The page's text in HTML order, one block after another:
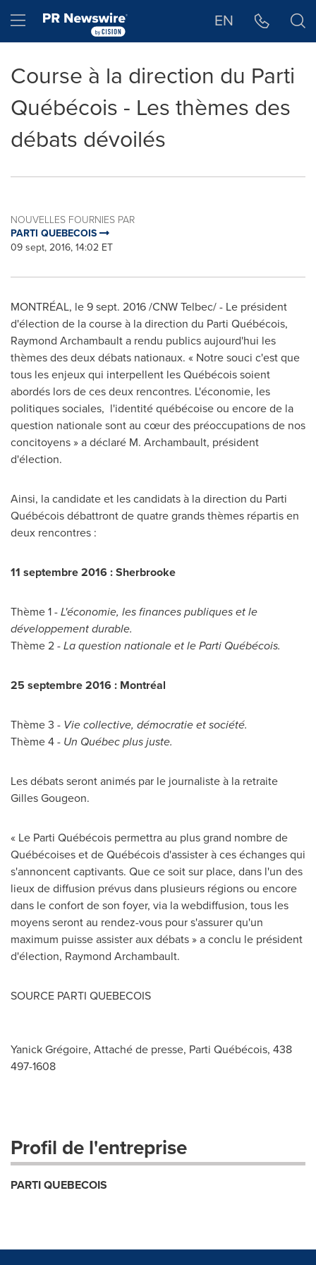
Hamburger menu EN
Course à la direction du Parti
Québécois - Les thèmes des
débats dévoilés
NOUVELLES FOURNIES PAR
PARTI QUEBECOIS
09 sept, 2016, 14:02 ET
MONTRÉAL, le9 sept. 2016/CNW Telbec/ - Le président
d'élection de la course à la direction du Parti Québécois,
Raymond Archambaulta rendu publics aujourd'hui les
thèmes des deux débats nationaux. « Notre souci c'est que
tous les enjeux qui interpellent les Québécois soient
abordés lors de ces deux rencontres. L'économie, les
politiques sociales, l'identité québécoise ou encore de la
question nationale sont au cœur des préoccupations de nos
concitoyens » a déclaré M. Archambault, président
d'élection.
Ainsi, la candidate et les candidats à la direction du Parti
Québécois débattront de quatre grands thèmes répartis en
deux rencontres :
11 septembre 2016 :Sherbrooke
Thème 1 -L'économie, les finances publiques et le
développement durable.
Thème 2 -La question nationale et le Parti Québécois.
25 septembre 2016 : Montréal
Thème 3 - Vie collective, démocratie et société.
Thème 4 - Un Québec plus juste.
Les débats seront animés par le journaliste à la retraite
Gilles Gougeon.
« Le Parti Québécois permettra au plus grand nombre de
Québécoises et de Québécois d'assister à ces échanges qui
s'annoncent captivants. Que ce soit sur place, dans l'un des
lieux de diffusion prévus dans plusieurs régions ou encore
dans le confort de son foyer, via la webdiffusion, tous les
moyens seront au rendez-vous pour s'assurer qu'un
maximum puisse assister aux débats » a conclu le président
d'élection, Raymond Archambault.
SOURCE PARTI QUEBECOIS
Yanick Grégoire, Attaché de presse, Parti Québécois, 438
497-1608
Profil de l'entreprise
PARTI QUEBECOIS